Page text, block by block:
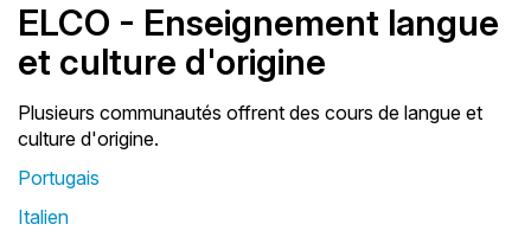
ELCO - Enseignement langue
et culture d'origine
Plusieurs communautés offrent des cours de langue et
culture d'origine.
Portugais
Italien